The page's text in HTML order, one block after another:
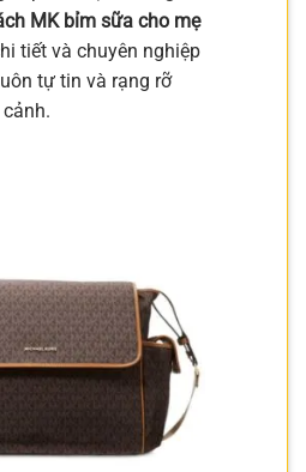
MK bỉm sữa cho mẹ
tiết và chuyên nghiệp
tự tin và rạng rỡ